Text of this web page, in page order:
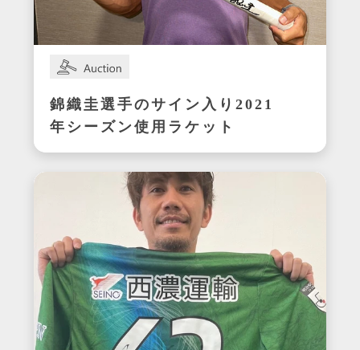
錦織圭選手のサイン入り2021
年シーズン使用ラケット